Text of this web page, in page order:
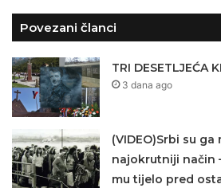
Povezani članci
TRI DESETLJEĆA
3 dana ago
(VIDEO)Srbi su
najokrutniji način
mu tijelo pred